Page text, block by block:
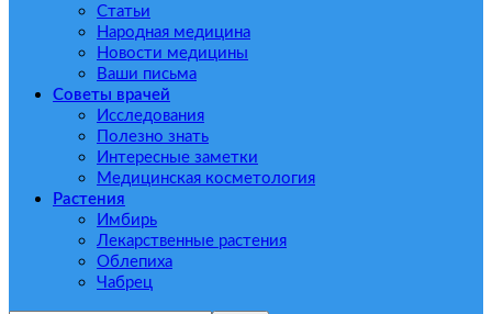
Статьи
Народная медицина
Новости медицины
Ваши письма
Советы врачей
Исследования
Полезно знать
Интересные заметки
Медицинская косметология
Растения
Имбирь
Лекарственные растения
Облепиха
Чабрец